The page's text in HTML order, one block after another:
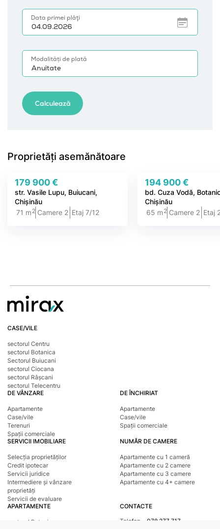
Proprietăți asemănătoare
179 900 €
str. Vasile Lupu, Buiucani,
Chișinău
71 m 2 Camere 2 Etaj 7/12
194 900 €
bd. Cuza Vodă,
Chișinău
65 m 2 Camere 2 Etaj
CASE/VILE
sectorul Centru
sectorul Botanica
Sectorul Buiucani
sectorul Ciocana
sectorul Râșcani
sectorul Telecentru
DE VÂNZARE
Apartamente
Case/vile
Terenuri
Spații comerciale
DE ÎNCHIRIAT
Apartamente
Case/vile
Spații comerciale
SERVICII IMOBILIARE
Selecția proprietăților
Credit ipotecar
Servicii juridice
Intermediere și vânzare
proprietăți
Servicii de evaluare
NUMĂR DE CAMERE
Apartamente cu 1 cameră
Apartamente cu 2 camere
Apartamente cu 3 camere
Apartamente cu 4+ camere
APARTAMENTE
sectorul Botanica
CONTACTE
Telefon
078 277 717